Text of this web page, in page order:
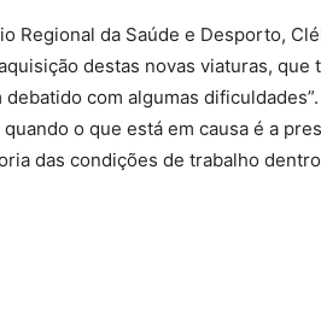
Regional da Saúde e Desporto,
destas novas viaturas, que
com algumas
o que está em causa é a
das condições de trabalho